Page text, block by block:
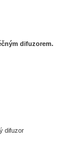
difuzorem.
difuzor